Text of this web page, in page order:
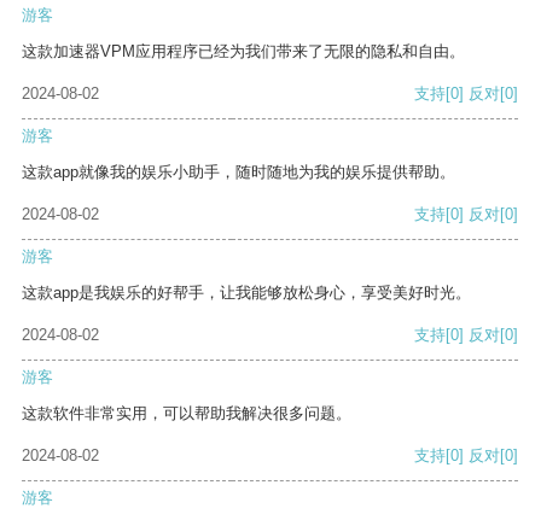
游客
这款加速器VPM应用程序已经为我们带来了无限的隐私和自由。
2024-08-02 支持[0] 反对[0]
游客
这款app就像我的娱乐小助手，随时随地为我的娱乐提供帮助。
2024-08-02 支持[0] 反对[0]
游客
这款app是我娱乐的好帮手，让我能够放松身心，享受美好时光。
2024-08-02 支持[0] 反对[0]
游客
这款软件非常实用，可以帮助我解决很多问题。
2024-08-02 支持[0] 反对[0]
游客